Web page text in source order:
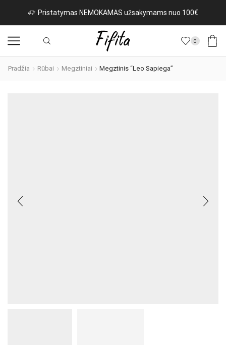
Pristatymas NEMOKAMAS užsakymams nuo 100€
0
Pradžia Rūbai Megztiniai Megztinis “Leo Sapiega”